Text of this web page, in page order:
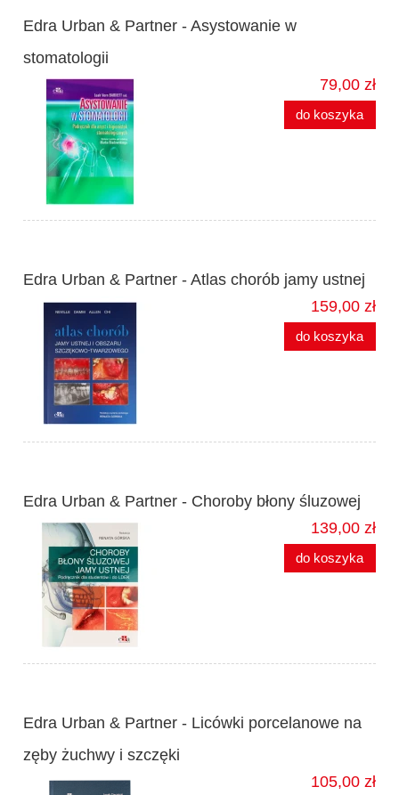
Edra Urban & Partner - Asystowanie w
stomatologii
79,00 zł
do koszyka
Edra Urban & Partner - Atlas chorób jamy ustnej
159,00 zł
do koszyka
Edra Urban & Partner - Choroby błony śluzowej
139,00 zł
do koszyka
Edra Urban & Partner - Licówki porcelanowe na
zęby żuchwy i szczęki
105,00 zł